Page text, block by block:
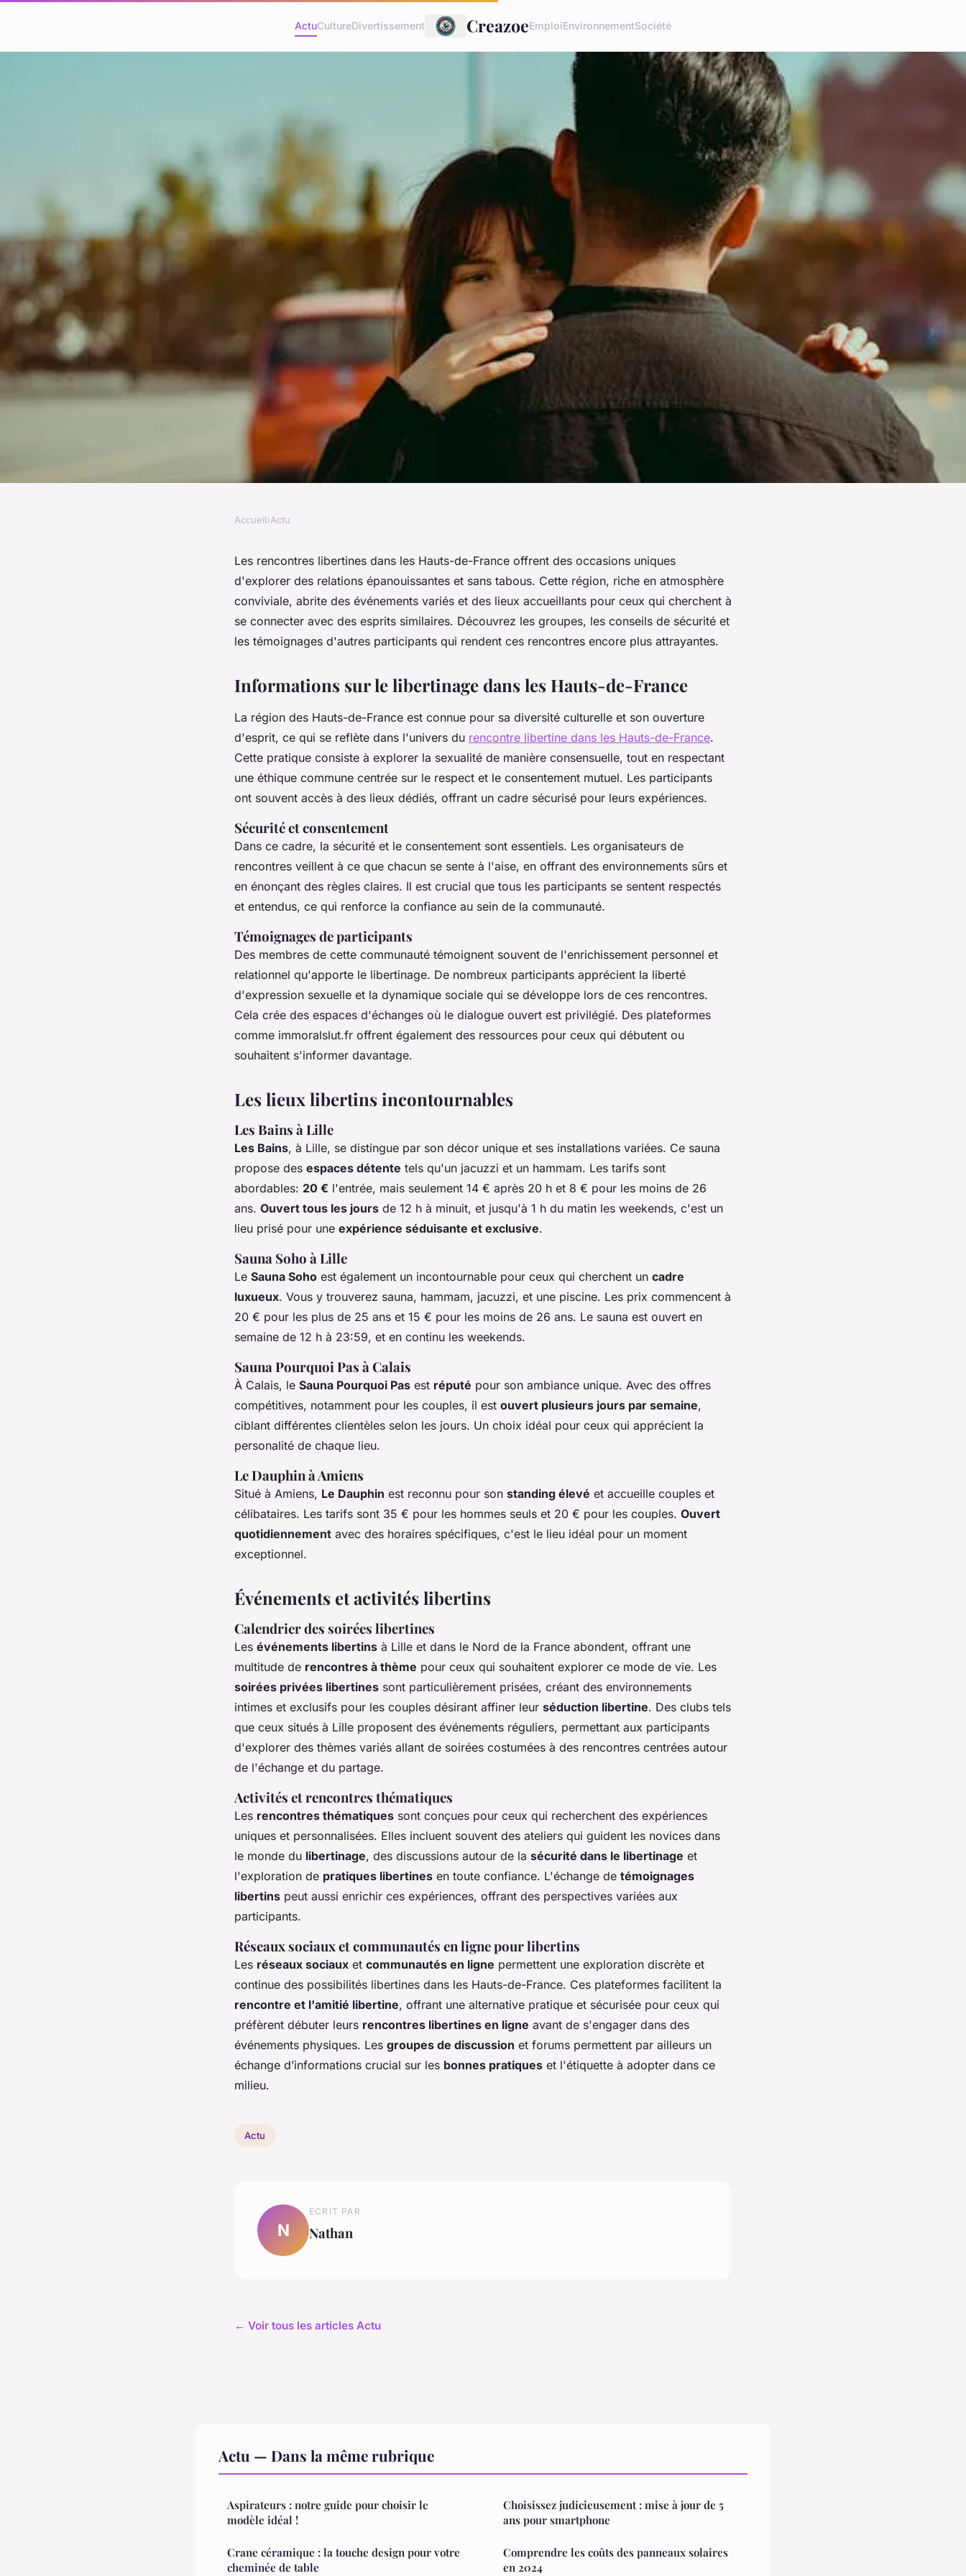
ActuCultureDivertissement CreazoeEmploiEnvironnementSociété
Découvrez les rencontres libertines
dans les hauts-de-france
4 min de lecture
Accueil›Actu
Les rencontres libertines dans les Hauts-de-France offrent des occasions uniques
d'explorer des relations épanouissantes et sans tabous. Cette région, riche en atmosphère
conviviale, abrite des événements variés et des lieux accueillants pour ceux qui cherchent à
se connecter avec des esprits similaires. Découvrez les groupes, les conseils de sécurité et
les témoignages d'autres participants qui rendent ces rencontres encore plus attrayantes.
Informations sur le libertinage dans les Hauts-de-France
La région des Hauts-de-France est connue pour sa diversité culturelle et son ouverture
d'esprit, ce qui se reflète dans l'univers du rencontre libertine dans les Hauts-de-France.
Cette pratique consiste à explorer la sexualité de manière consensuelle, tout en respectant
une éthique commune centrée sur le respect et le consentement mutuel. Les participants
ont souvent accès à des lieux dédiés, offrant un cadre sécurisé pour leurs expériences.
Sécurité et consentement
Dans ce cadre, la sécurité et le consentement sont essentiels. Les organisateurs de
rencontres veillent à ce que chacun se sente à l'aise, en offrant des environnements sûrs et
en énonçant des règles claires. Il est crucial que tous les participants se sentent respectés
et entendus, ce qui renforce la confiance au sein de la communauté.
Témoignages de participants
Des membres de cette communauté témoignent souvent de l'enrichissement personnel et
relationnel qu'apporte le libertinage. De nombreux participants apprécient la liberté
d'expression sexuelle et la dynamique sociale qui se développe lors de ces rencontres.
Cela crée des espaces d'échanges où le dialogue ouvert est privilégié. Des plateformes
comme immoralslut.fr offrent également des ressources pour ceux qui débutent ou
souhaitent s'informer davantage.
Les lieux libertins incontournables
Les Bains à Lille
Les Bains, à Lille, se distingue par son décor unique et ses installations variées. Ce sauna
propose des espaces détente tels qu'un jacuzzi et un hammam. Les tarifs sont
abordables: 20 € l'entrée, mais seulement 14 € après 20 h et 8 € pour les moins de 26
ans. Ouvert tous les jours de 12 h à minuit, et jusqu'à 1 h du matin les weekends, c'est un
lieu prisé pour une expérience séduisante et exclusive.
Sauna Soho à Lille
Le Sauna Soho est également un incontournable pour ceux qui cherchent un cadre
luxueux. Vous y trouverez sauna, hammam, jacuzzi, et une piscine. Les prix commencent à
20 € pour les plus de 25 ans et 15 € pour les moins de 26 ans. Le sauna est ouvert en
semaine de 12 h à 23:59, et en continu les weekends.
Sauna Pourquoi Pas à Calais
À Calais, le Sauna Pourquoi Pas est réputé pour son ambiance unique. Avec des offres
compétitives, notamment pour les couples, il est ouvert plusieurs jours par semaine,
ciblant différentes clientèles selon les jours. Un choix idéal pour ceux qui apprécient la
personalité de chaque lieu.
Le Dauphin à Amiens
Situé à Amiens, Le Dauphin est reconnu pour son standing élevé et accueille couples et
célibataires. Les tarifs sont 35 € pour les hommes seuls et 20 € pour les couples. Ouvert
quotidiennement avec des horaires spécifiques, c'est le lieu idéal pour un moment
exceptionnel.
Événements et activités libertins
Calendrier des soirées libertines
Les événements libertins à Lille et dans le Nord de la France abondent, offrant une
multitude de rencontres à thème pour ceux qui souhaitent explorer ce mode de vie. Les
soirées privées libertines sont particulièrement prisées, créant des environnements
intimes et exclusifs pour les couples désirant affiner leur séduction libertine. Des clubs tels
que ceux situés à Lille proposent des événements réguliers, permettant aux participants
d'explorer des thèmes variés allant de soirées costumées à des rencontres centrées autour
de l'échange et du partage.
Activités et rencontres thématiques
Les rencontres thématiques sont conçues pour ceux qui recherchent des expériences
uniques et personnalisées. Elles incluent souvent des ateliers qui guident les novices dans
le monde du libertinage, des discussions autour de la sécurité dans le libertinage et
l'exploration de pratiques libertines en toute confiance. L'échange de témoignages
libertins peut aussi enrichir ces expériences, offrant des perspectives variées aux
participants.
Réseaux sociaux et communautés en ligne pour libertins
Les réseaux sociaux et communautés en ligne permettent une exploration discrète et
continue des possibilités libertines dans les Hauts-de-France. Ces plateformes facilitent la
rencontre et l'amitié libertine, offrant une alternative pratique et sécurisée pour ceux qui
préfèrent débuter leurs rencontres libertines en ligne avant de s'engager dans des
événements physiques. Les groupes de discussion et forums permettent par ailleurs un
échange d’informations crucial sur les bonnes pratiques et l'étiquette à adopter dans ce
milieu.
Actu
N
ECRIT PAR
Nathan
← Voir tous les articles Actu
Actu — Dans la même rubrique
Aspirateurs : notre guide pour choisir le
modèle idéal !
Crane céramique : la touche design pour votre
cheminée de table
Choisissez judicieusement : mise à jour de 5
ans pour smartphone
Comprendre les coûts des panneaux solaires
en 2024